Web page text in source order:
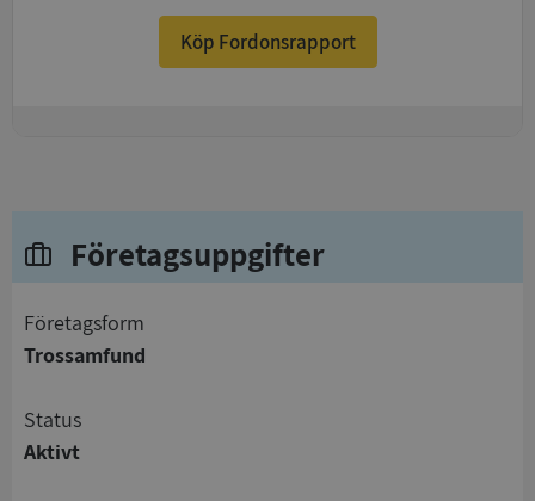
Köp Fordonsrapport
Företagsuppgifter
företagsform
Trossamfund
status
Aktivt